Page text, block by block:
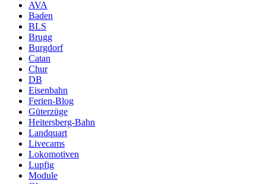
AVA
Baden
BLS
Brugg
Burgdorf
Catan
Chur
DB
Eisenbahn
Ferien-Blog
Güterzüge
Heitersberg-Bahn
Landquart
Livecams
Lokomotiven
Lupfig
Module